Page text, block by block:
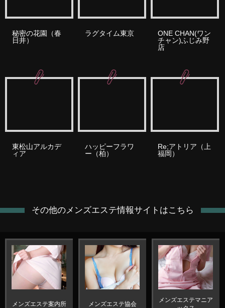
秘密の花園（春
日井）
ラグタイム東京
ONE CHAN(ワン
チャン)ふじみ野
店
東松山アルカデ
ィア
ハッピーフラワ
ー（柏）
Re;アトリア（上
福岡）
その他のメンズエステ情報サイトはこちら
メンズエステ案内所 メンズエステ協会
メンズエステマニア